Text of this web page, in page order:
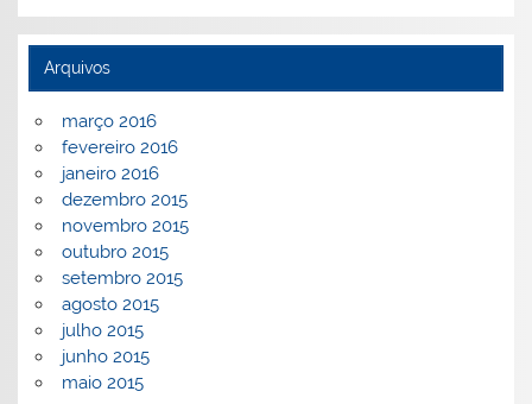
Arquivos
março 2016
fevereiro 2016
janeiro 2016
dezembro 2015
novembro 2015
outubro 2015
setembro 2015
agosto 2015
julho 2015
junho 2015
maio 2015